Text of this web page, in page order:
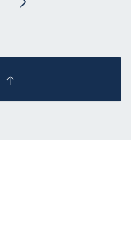
Pagina successiva